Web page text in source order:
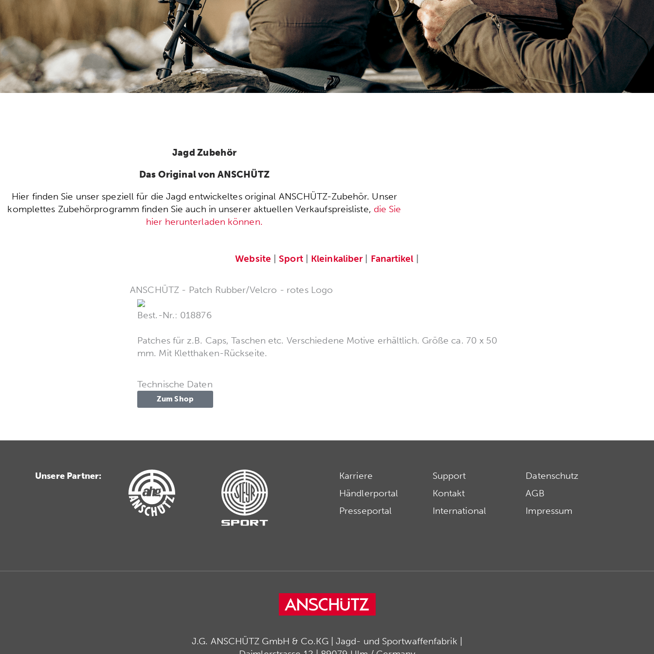
Jagd Zubehör
Das Original von ANSCHÜTZ
Hier finden Sie unser speziell für die Jagd entwickeltes original ANSCHÜTZ-Zubehör. Unser
komplettes Zubehörprogramm finden Sie auch in unserer aktuellen Verkaufspreisliste, die Sie
hier herunterladen können.
Website |Sport| Kleinkaliber| Fanartikel
ANSCHÜTZ - Patch Rubber/Velcro - rotes Logo
Best.-Nr.: 018876
Patches für z.B. Caps, Taschen etc. Verschiedene Motive erhältlich. Größe ca. 70 x 50
mm. Mit Kletthaken-Rückseite.
Technische Daten
Zum Shop
Unsere Partner:
Karriere
Händlerportal
Presseportal
Support
Kontakt
International
Datenschutz
AGB
Impressum
J.G. ANSCHÜTZ GmbH & Co.KG | Jagd- und Sportwaffenfabrik |